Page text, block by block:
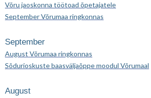
Võru jaoskonna töötoad õpetajatele
September Võrumaa ringkonnas
September
August Võrumaa ringkonnas
Sõdurioskuste baasväljaõppe moodul Võrumaal
August